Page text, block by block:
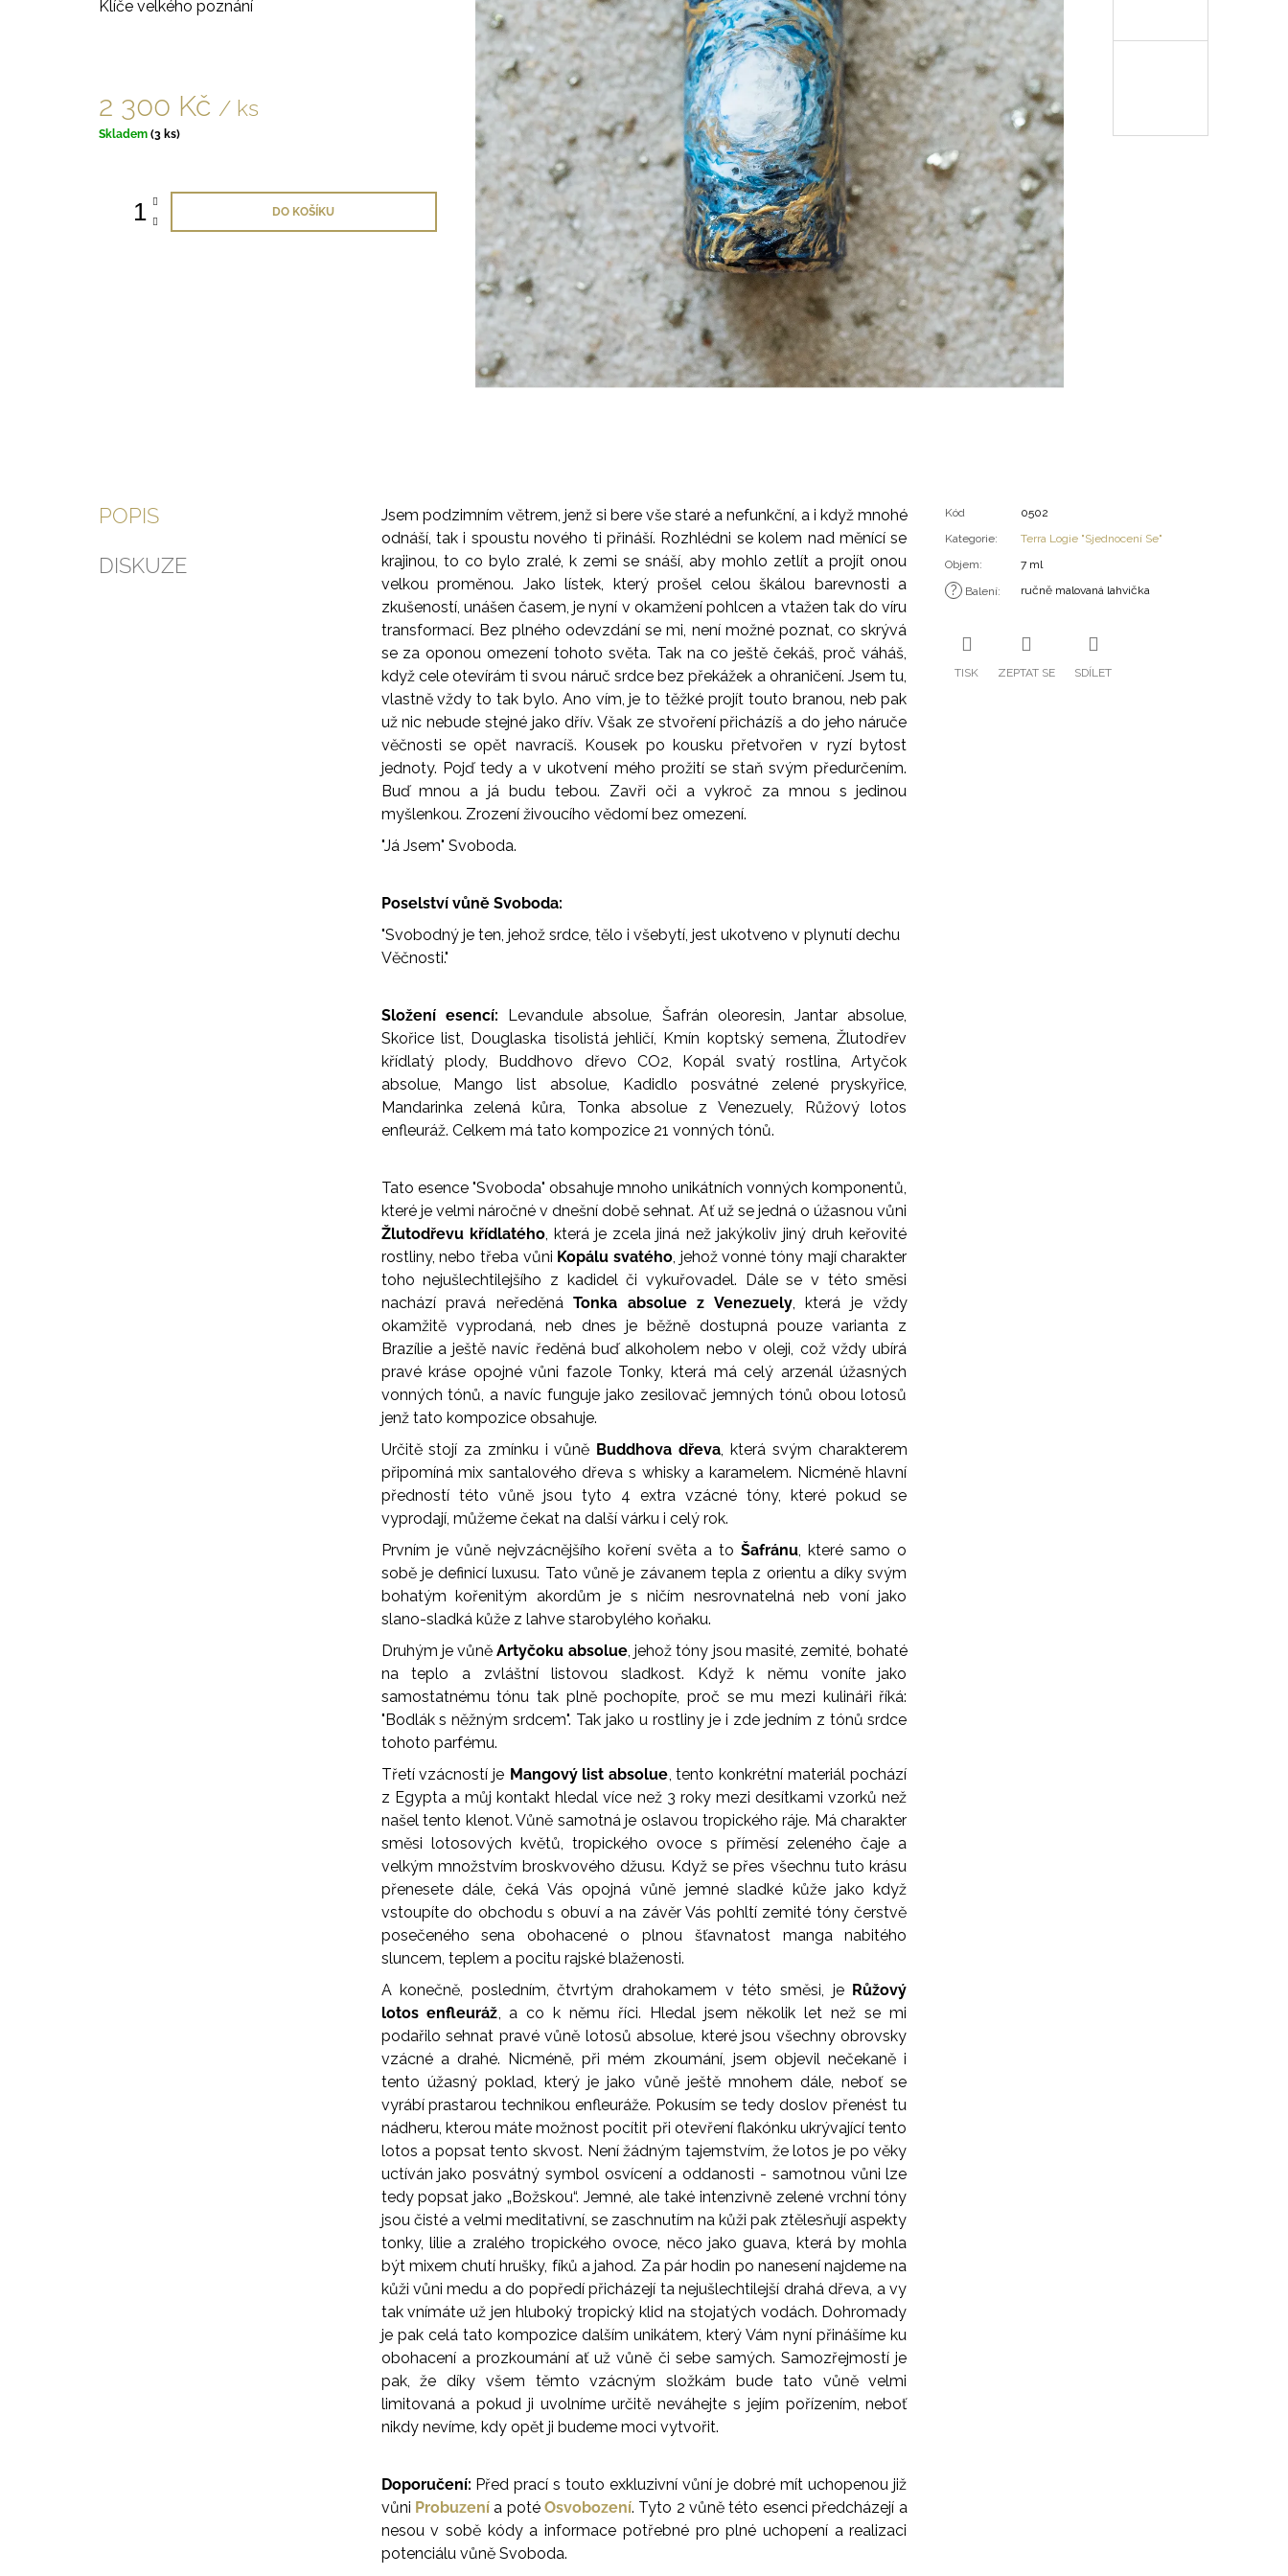
Klíče velkého poznání
2 300 Kč / ks
Měrná
Skladem (3 ks)
DO KOŠÍKU
POPIS
DISKUZE
Jsem podzimním větrem, jenž si bere vše staré a nefunkční, a i když mnohé
odnáší, tak i spoustu nového ti přináší. Rozhlédni se kolem nad měnící se
krajinou, to co bylo zralé, k zemi se snáší, aby mohlo zetlít a projít onou
velkou proměnou. Jako lístek, který prošel celou škálou barevnosti a
zkušeností, unášen časem, je nyní v okamžení pohlcen a vtažen tak do víru
transformací. Bez plného odevzdání se mi, není možné poznat, co skrývá
se za oponou omezení tohoto světa. Tak na co ještě čekáš, proč váháš,
když cele otevírám ti svou náruč srdce bez překážek a ohraničení. Jsem tu,
vlastně vždy to tak bylo. Ano vím, je to těžké projít touto branou, neb pak
už nic nebude stejné jako dřív. Však ze stvoření přicházíš a do jeho náruče
věčnosti se opět navracíš. Kousek po kousku přetvořen v ryzí bytost
jednoty. Pojď tedy a v ukotvení mého prožití se staň svým předurčením.
Buď mnou a já budu tebou. Zavři oči a vykroč za mnou s jedinou
myšlenkou. Zrození živoucího vědomí bez omezení.
"Já Jsem" Svoboda.
Poselství vůně Svoboda:
"Svobodný je ten, jehož srdce, tělo i všebytí, jest ukotveno v plynutí dechu
Věčnosti."
Složení esencí: Levandule absolue, Šafrán oleoresin, Jantar absolue,
Skořice list, Douglaska tisolistá jehličí, Kmín koptský semena, Žlutodřev
křídlatý plody, Buddhovo dřevo CO2, Kopál svatý rostlina, Artyčok
absolue, Mango list absolue, Kadidlo posvátné zelené pryskyřice,
Mandarinka zelená kůra, Tonka absolue z Venezuely, Růžový lotos
enfleuráž. Celkem má tato kompozice 21 vonných tónů.
Tato esence "Svoboda" obsahuje mnoho unikátních vonných komponentů,
které je velmi náročné v dnešní době sehnat. Ať už se jedná o úžasnou vůni
Žlutodřevu křídlatého, která je zcela jiná než jakýkoliv jiný druh keřovité
rostliny, nebo třeba vůni Kopálu svatého, jehož vonné tóny mají charakter
toho nejušlechtilejšího z kadidel či vykuřovadel. Dále se v této směsi
nachází pravá neředěnáTonka absolue z Venezuely, která je vždy
okamžitě vyprodaná, neb dnes je běžně dostupná pouze varianta z
Brazílie a ještě navíc ředěná buď alkoholem nebo v oleji, což vždy ubírá
pravé kráse opojné vůni fazole Tonky, která má celý arzenál úžasných
vonných tónů, a navíc funguje jako zesilovač jemných tónů obou lotosů
jenž tato kompozice obsahuje.
Určitě stojí za zmínku i vůně Buddhova dřeva, která svým charakterem
připomíná mix santalového dřeva s whisky a karamelem. Nicméně hlavní
předností této vůně jsou tyto 4 extra vzácné tóny, které pokud se
vyprodají, můžeme čekat na další várku i celý rok.
Prvním je vůně nejvzácnějšího koření světa a toŠafránu, které samo o
sobě je definicí luxusu. Tato vůně je závanem tepla z orientu a díky svým
bohatým kořenitým akordům je s ničím nesrovnatelná neb voní jako
slano-sladká kůže z lahve starobylého koňaku.
Druhým je vůněArtyčoku absolue, jehož tóny jsou masité, zemité, bohaté
na teplo a zvláštní listovou sladkost. Když k němu voníte jako
samostatnému tónu tak plně pochopíte, proč se mu mezi kulináři říká:
"Bodlák s něžným srdcem". Tak jako u rostliny je i zde jedním z tónů srdce
tohoto parfému.
Třetí vzácností je Mangový list absolue, tento konkrétní materiál pochází
z Egypta a můj kontakt hledal více než 3 roky mezi desítkami vzorků než
našel tento klenot. Vůně samotná je oslavou tropického ráje. Má charakter
směsi lotosových květů, tropického ovoce s příměsí zeleného čaje a
velkým množstvím broskvového džusu. Když se přes všechnu tuto krásu
přenesete dále, čeká Vás opojná vůně jemné sladké kůže jako když
vstoupíte do obchodu s obuví a na závěr Vás pohltí zemité tóny čerstvě
posečeného sena obohacené o plnou šťavnatost manga nabitého
sluncem, teplem a pocitu rajské blaženosti.
A konečně, posledním, čtvrtým drahokamem v této směsi, je Růžový
lotos enfleuráž, a co k němu říci. Hledal jsem několik let než se mi
podařilo sehnat pravé vůně lotosů absolue, které jsou všechny obrovsky
vzácné a drahé. Nicméně, při mém zkoumání, jsem objevil nečekaně i
tento úžasný poklad, který je jako vůně ještě mnohem dále, neboť se
vyrábí prastarou technikou enfleuráže. Pokusím se tedy doslov přenést tu
nádheru, kterou máte možnost pocítit při otevření flakónku ukrývající tento
lotos a popsat tento skvost. Není žádným tajemstvím, že lotos je po věky
uctíván jako posvátný symbol osvícení a oddanosti - samotnou vůni lze
tedy popsat jako „Božskou“. Jemné, ale také intenzivně zelené vrchní tóny
jsou čisté a velmi meditativní, se zaschnutím na kůži pak ztělesňují aspekty
tonky, lilie a zralého tropického ovoce, něco jako guava, která by mohla
být mixem chutí hrušky, fíků a jahod. Za pár hodin po nanesení najdeme na
kůži vůni medu a do popředí přicházejí ta nejušlechtilejší drahá dřeva, a vy
tak vnímáte už jen hluboký tropický klid na stojatých vodách. Dohromady
je pak celá tato kompozice dalším unikátem, který Vám nyní přinášíme ku
obohacení a prozkoumání ať už vůně či sebe samých. Samozřejmostí je
pak, že díky všem těmto vzácným složkám bude tato vůně velmi
limitovaná a pokud ji uvolníme určitě neváhejte s jejím pořízením, neboť
nikdy nevíme, kdy opět ji budeme moci vytvořit.
Doporučení: Před prací s touto exkluzivní vůní je dobré mít uchopenou již
vůni Probuzenía poté Osvobození. Tyto 2 vůně této esenci předcházejí a
nesou v sobě kódy a informace potřebné pro plné uchopení a realizaci
potenciálu vůně Svoboda.
Kód
0502
Kategorie:
Terra Logie "Sjednocení Se"
Objem: 7 ml
? Balení: ručně malovaná lahvička
TISK ZEPTAT SE SDÍLET